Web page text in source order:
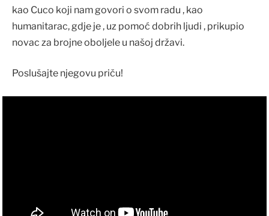
kao Cuco koji nam govori o svom radu , kao
humanitarac, gdje je , uz pomoć dobrih ljudi , prikupio
novac za brojne oboljele u našoj državi.
Poslušajte njegovu priču!